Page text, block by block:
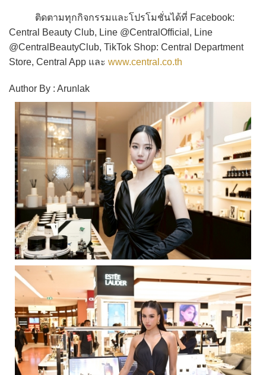
ติดตามทุกกิจกรรมและโปรโมชั่นได้ที่ Facebook:
Central Beauty Club, Line @CentralOfficial, Line
@CentralBeautyClub, TikTok Shop: Central Department
Store, Central App และ www.central.co.th
Author By : Arunlak